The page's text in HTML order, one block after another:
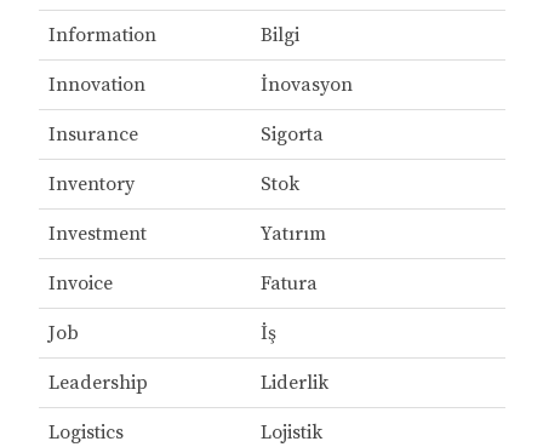
Information Bilgi
Innovation İnovasyon
Insurance Sigorta
Inventory Stok
Investment Yatırım
Invoice Fatura
Job İş
Leadership Liderlik
Logistics Lojistik